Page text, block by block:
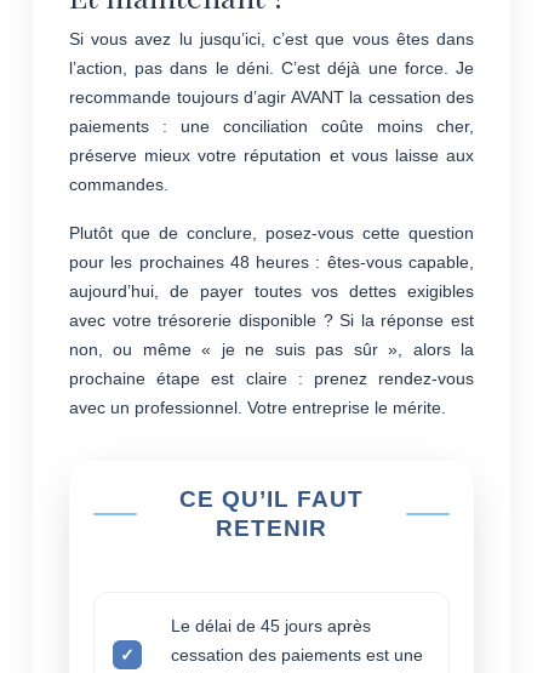
Si vous avez lu jusqu’ici, c’est que vous êtes dans
l’action, pas dans le déni. C’est déjà une force. Je
recommande toujours d’agir AVANT la cessation des
paiements : une conciliation coûte moins cher,
préserve mieux votre réputation et vous laisse aux
commandes.
Plutôt que de conclure, posez-vous cette question
pour les prochaines 48 heures : êtes-vous capable,
aujourd’hui, de payer toutes vos dettes exigibles
avec votre trésorerie disponible ? Si la réponse est
non, ou même « je ne suis pas sûr », alors la
prochaine étape est claire : prenez rendez-vous
avec un professionnel. Votre entreprise le mérite.
CE QU’IL FAUT
RETENIR
Le délai de 45 jours après
cessation des paiements est une